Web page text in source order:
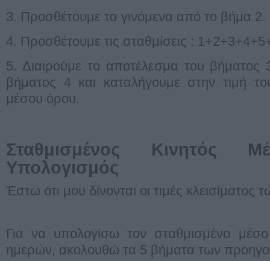
3. Προσθέτουμε τα γινόμενα από το βήμα 2.
4. Προσθέτουμε τις σταθμίσεις :
5. Διαιρούμε το αποτέλεσμα του
βήματος 4 και καταλήγουμε στην τιμή
μέσου όρου.
Σταθμισμένος
Υπολογισμός
Έστω ότι μου δίνονται οι τιμές
Για να υπολογίσω τον σταθμισμένο
ημερών, ακολουθώ τα 5 βήματα των